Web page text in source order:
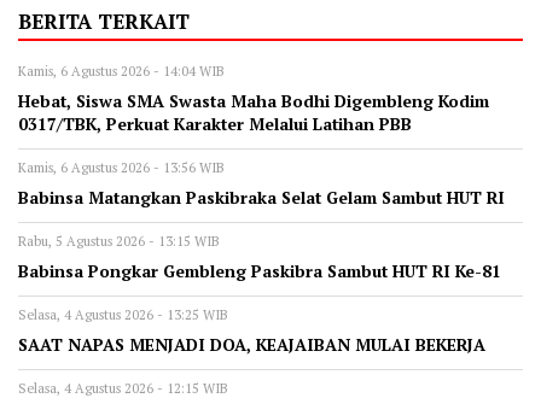
BERITA TERKAIT
Kamis, 6 Agustus 2026 - 14:04 WIB
Hebat, Siswa SMA Swasta Maha Bodhi Digembleng Kodim
0317/TBK, Perkuat Karakter Melalui Latihan PBB
Kamis, 6 Agustus 2026 - 13:56 WIB
Babinsa Matangkan Paskibraka Selat Gelam Sambut HUT RI
Rabu, 5 Agustus 2026 - 13:15 WIB
Babinsa Pongkar Gembleng Paskibra Sambut HUT RI Ke-81
Selasa, 4 Agustus 2026 - 13:25 WIB
SAAT NAPAS MENJADI DOA, KEAJAIBAN MULAI BEKERJA
Selasa, 4 Agustus 2026 - 12:15 WIB